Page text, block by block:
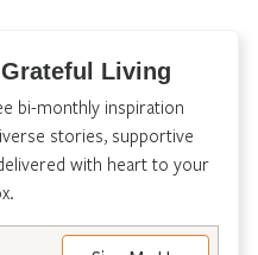
Living
bi-monthly inspiration
stories, supportive
with heart to your